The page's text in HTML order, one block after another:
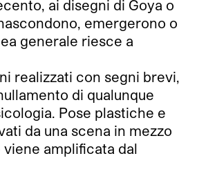
ai disegni di Goya o
emergerono o
generale riesce a
realizzati con segni brevi,
di qualunque
Pose plastiche e
da una scena in mezzo
amplificata dal